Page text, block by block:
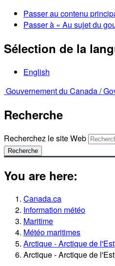
Passer au contenu
Passer à « Au sujet du
Sélection de la
English
Gouvernement du Canada /
Recherche
Recherchez le site Web
Recherche
You are here:
Canada.ca
Information météo
Maritime
Météo maritimes
Arctique - Arctique de l'Est
Arctique - Arctique de l'Est